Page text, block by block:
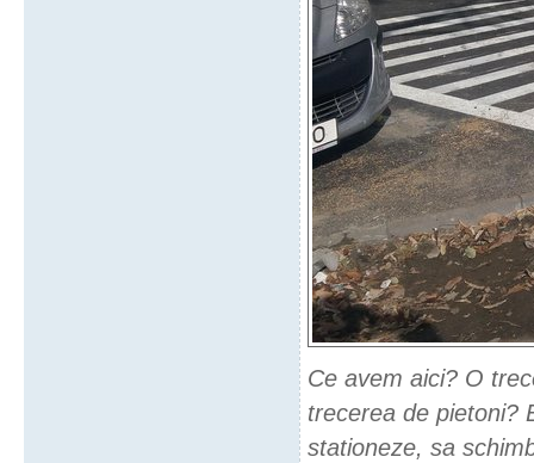
Ce avem aici? O
trecerea de pietoni?
stationeze, sa